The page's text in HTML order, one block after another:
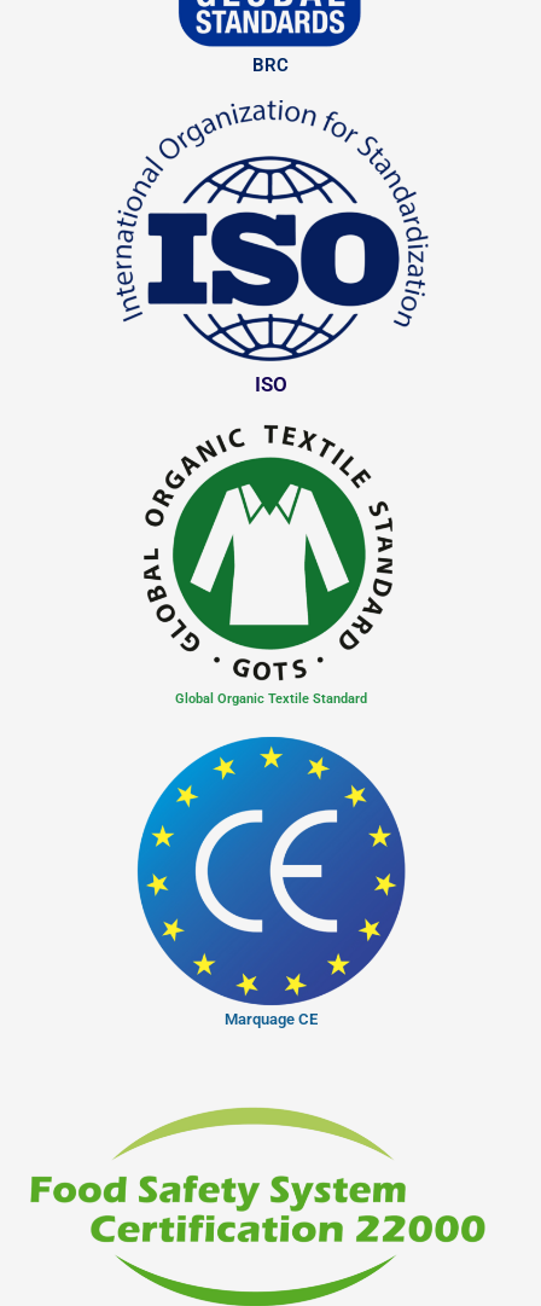
BRC
ISO
Global Organic Textile Standard
Marquage CE